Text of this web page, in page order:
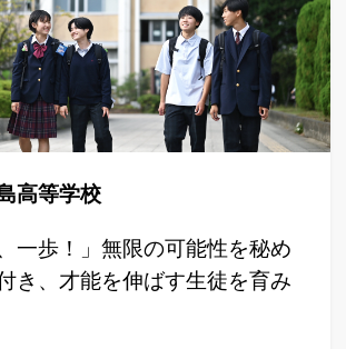
高等学校
一歩！」無限の可能性を秘め
き、才能を伸ばす生徒を育み